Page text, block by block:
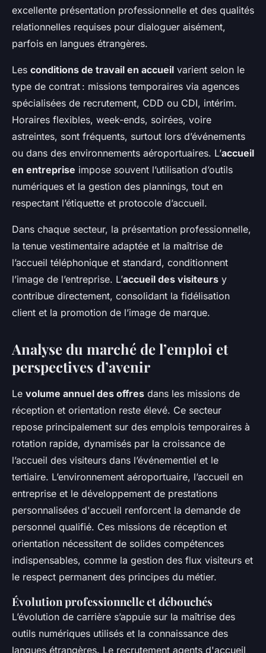
excellente présentation professionnelle et des qualités
relationnelles requises pour dialoguer aisément,
parfois en langues étrangères.
Les conditions de travail en accueil varient selon le
type de contrat : missions temporaires via agences
spécialisées de recrutement, CDD ou CDI, intérim.
Horaires flexibles, week-ends, soirées, voire
astreintes, sont fréquents, surtout lors d’événements
ou dans des environnements aéroportuaires. L’accueil
en entreprise impose souvent l’utilisation d’outils
numériques et la gestion des plannings, tout en
respectant l’étiquette et protocole d’accueil.
Dans chaque secteur, la présentation professionnelle,
la tenue vestimentaire adaptée et la maîtrise de
l’accueil téléphonique et standard, conditionnent
l’image de l’entreprise. L’accueil des visiteurs y
contribue directement, consolidant la fidélisation
client et la promotion de l’image de marque.
Analyse du marché de l’emploi et
perspectives d’avenir
Le volume annuel des offres dans les missions de
réception et orientation reste élevé. Ce secteur
repose principalement sur des emplois temporaires à
rotation rapide, dynamisés par la croissance de
l’accueil des visiteurs dans l’événementiel et le
tertiaire. L’environnement aéroportuaire, l’accueil en
entreprise et le développement de prestations
personnalisées d'accueil renforcent la demande de
personnel qualifié. Ces missions de réception et
orientation nécessitent de solides compétences
indispensables, comme la gestion des flux visiteurs et
le respect permanent des principes du métier.
Évolution professionnelle et débouchés
L’évolution de carrière s’appuie sur la maîtrise des
outils numériques utilisés et la connaissance des
langues étrangères. Le recrutement agents d'accueil